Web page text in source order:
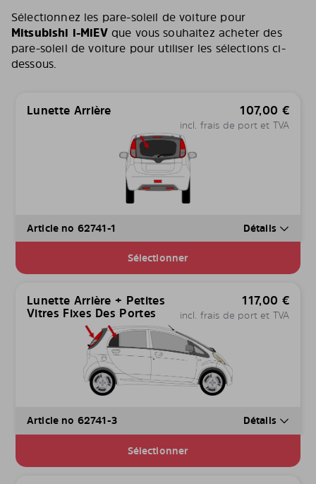
Sélectionnez les pare-soleil de voiture pour
Mitsubishi i-MiEVque vous souhaitez acheter des
pare-soleil de voiture pour utiliser les sélections ci-
dessous.
Lunette Arrière 107,00 €
incl. frais de port et TVA
Article no 62741-1 Détails
Sélectionner
Lunette Arrière + Petites
Vitres Fixes Des Portes
117,00 €
incl. frais de port et TVA
Article no 62741-3 Détails
Sélectionner